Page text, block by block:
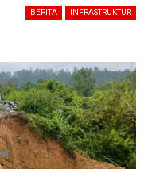
BERITA INFRASTRUKTUR